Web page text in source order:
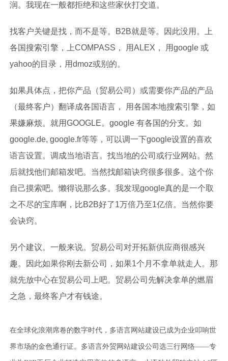
润。我现在一般都拒绝和这些家伙打交道。
找客户关键是找，而不是等。B2B就是等。因此没用。上
各国搜索引擎，上COMPASS， 用ALEX， 用google 或
yahoo的目录，用dmoz或别的。
如果具体点，把你产品（贸易公司）或需要你产品的产品
（最终客户）翻译成各国语言， 用各国本地搜索引擎，如
果嫌麻烦。就用GOOGLE。google 有各国的分支。如
google.de, google.fr等等，可以调一下google设置的喜欢
语言设置。调成当地语言。找当地的公司或行业网站。然
后就找他们邮箱发吧。当然找邮箱诀窍很多很多。这个你
自己摸索吧。懒得说那么多。我发现google真的是一个取
之不尽的宝库啊，比B2B好了1万倍乃至1亿倍。当然你要
会诀窍。
另个建议。一般来说。贸易公司对开拓新供应商很感兴
趣。因此如果你刚去新公司，如果1个月不拿单就走人。那
就先放中心在贸易公司上吧。贸易公司先解决拿单的燃眉
之急，最终客户才有钱途。
在全球化浪潮席卷的数字时代，多语言网站建设已成为企业叩响世
界市场的金色通行证。多语言外贸网站建设公司选三行网络——专